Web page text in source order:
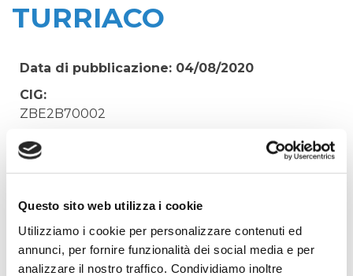
Questo sito web utilizza i cookie
Utilizziamo i cookie per personalizzare contenuti ed
annunci, per fornire funzionalità dei social media e per
analizzare il nostro traffico. Condividiamo inoltre
TURRIACO
Data di pubblicazione: 04/08/2020
CIG:
ZBE2B70002
Struttura proponente:
'Irisacqua srl P.I./C.F. 01070220312. - Ufficio
Tecnico
Oggetto:
SORVEGLIANZA ARCHEOLOGICA SCAVI
SOSTITUZIONE CONDOTTA IDRAICA VIA
GARIBALDI A TURRIACO